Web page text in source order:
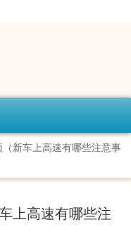
新车上高速有哪些注意事
上高速有哪些注